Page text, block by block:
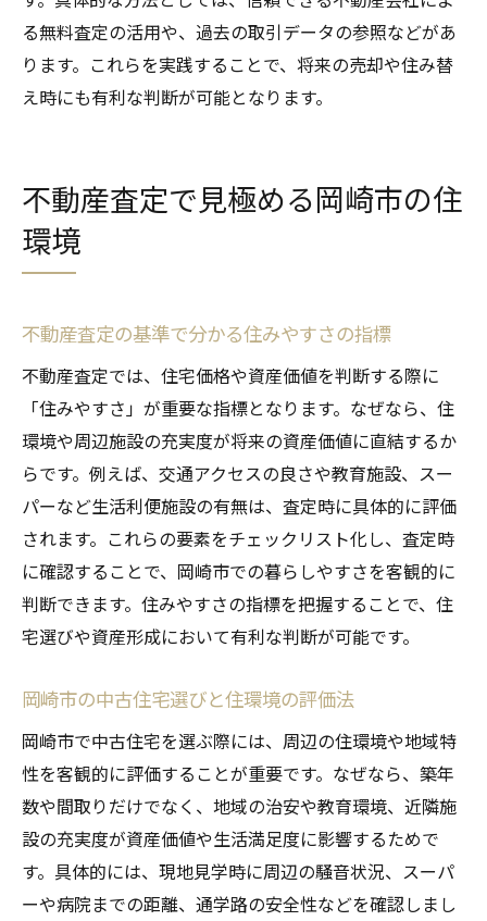
不動産査定で将来の資産価値を見極める方
法
住宅価格の推移と安定性を査定で確認
今後注目の物件タイプと査定の着目点
不動産査定を活用した住宅価格の見通し
る無料査定の活用や、過去の取引データの参照などがあ
ります。これらを実践することで、将来の売却や住み替
え時にも有利な判断が可能となります。
不動産査定で見極める岡崎市の住
環境
不動産査定の基準で分かる住みやすさの指標
不動産査定では、住宅価格や資産価値を判断する際に
「住みやすさ」が重要な指標となります。なぜなら、住
環境や周辺施設の充実度が将来の資産価値に直結するか
らです。例えば、交通アクセスの良さや教育施設、スー
パーなど生活利便施設の有無は、査定時に具体的に評価
されます。これらの要素をチェックリスト化し、査定時
に確認することで、岡崎市での暮らしやすさを客観的に
判断できます。住みやすさの指標を把握することで、住
宅選びや資産形成において有利な判断が可能です。
岡崎市の中古住宅選びと住環境の評価法
岡崎市で中古住宅を選ぶ際には、周辺の住環境や地域特
性を客観的に評価することが重要です。なぜなら、築年
数や間取りだけでなく、地域の治安や教育環境、近隣施
設の充実度が資産価値や生活満足度に影響するためで
す。具体的には、現地見学時に周辺の騒音状況、スーパ
ーや病院までの距離、通学路の安全性などを確認しまし